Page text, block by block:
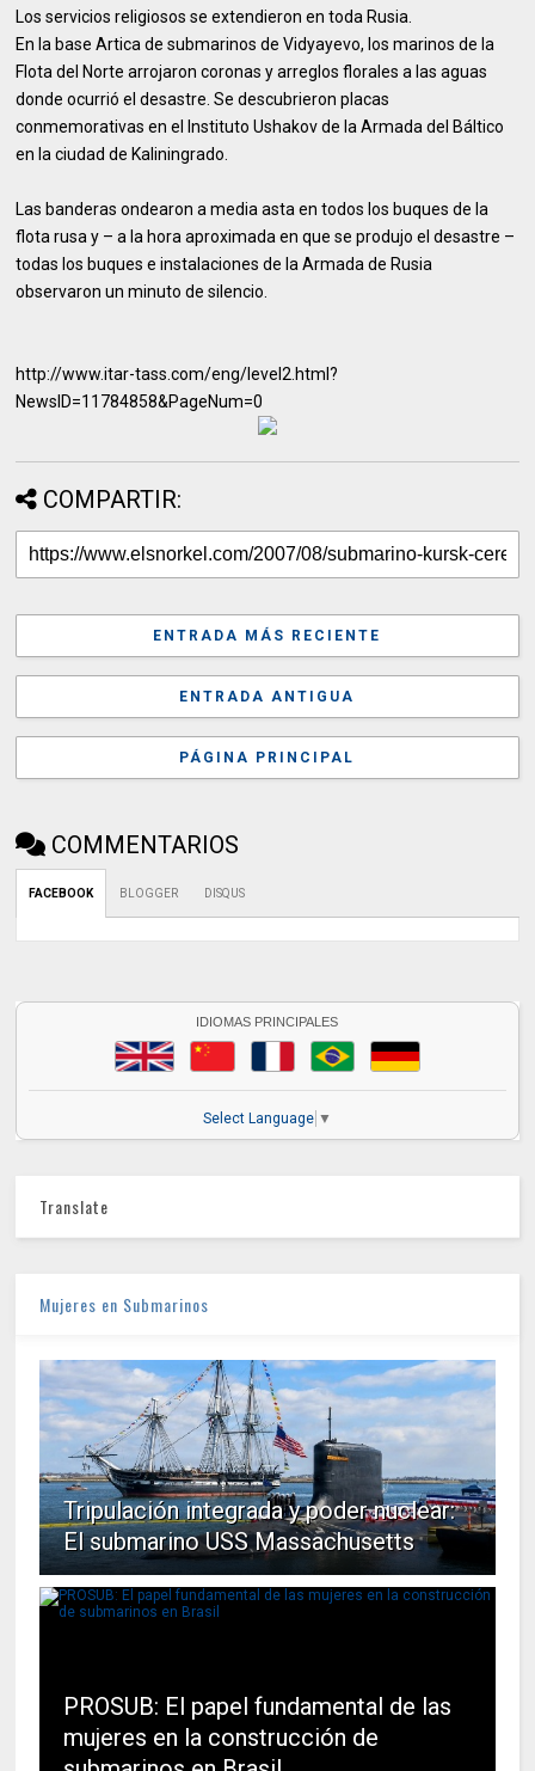
Los servicios religiosos se extendieron en toda Rusia.
En la base Artica de submarinos de Vidyayevo, los marinos de la
Flota del Norte arrojaron coronas y arreglos florales a las aguas
donde ocurrió el desastre. Se descubrieron placas
conmemorativas en el Instituto Ushakov de la Armada del Báltico
en la ciudad de Kaliningrado.
Las banderas ondearon a media asta en todos los buques de la
flota rusa y – a la hora aproximada en que se produjo el desastre –
todas los buques e instalaciones de la Armada de Rusia
observaron un minuto de silencio.
http://www.itar-tass.com/eng/level2.html?
NewsID=11784858&PageNum=0
COMPARTIR:
ENTRADA MÁS RECIENTE
ENTRADA ANTIGUA
PÁGINA PRINCIPAL
COMMENTARIOS
FACEBOOK BLOGGER DISQUS
IDIOMAS PRINCIPALES
Select Language ▼
Translate
Mujeres en Submarinos
Tripulación integrada y poder nuclear:
El submarino USS Massachusetts
PROSUB: El papel fundamental de las
mujeres en la construcción de